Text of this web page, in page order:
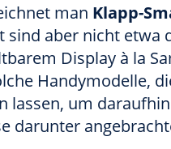
man Klapp-
sind aber nicht etwa
Display à la
Handymodelle,
lassen, um
darunter